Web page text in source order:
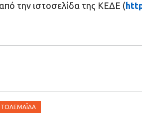
την ιστοσελίδα της ΚΕΔΕ (